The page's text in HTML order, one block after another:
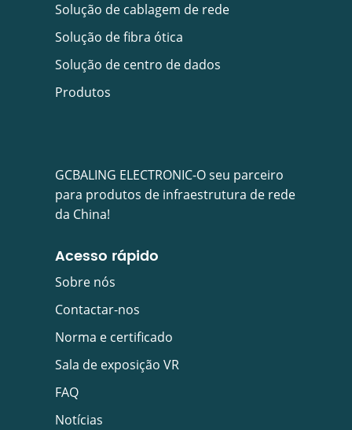
Solução de cablagem de rede
Solução de fibra ótica
Solução de centro de dados
Produtos
GCBALING ELECTRONIC-O seu parceiro
para produtos de infraestrutura de rede
da China!
Acesso rápido
Sobre nós
Contactar-nos
Norma e certificado
Sala de exposição VR
FAQ
Notícias